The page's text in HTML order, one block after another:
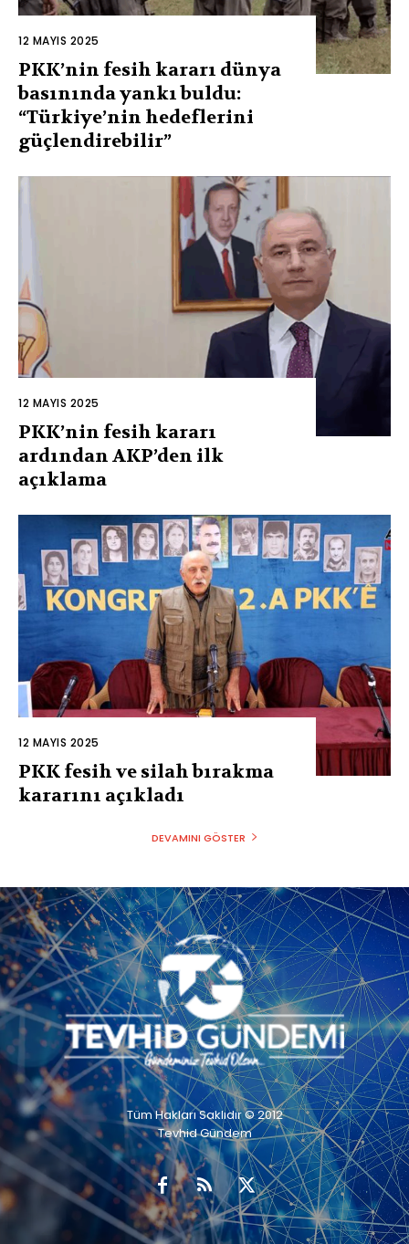
12 MAYIS 2025
PKK’nin fesih kararı dünya
basınında yankı buldu:
“Türkiye’nin hedeflerini
güçlendirebilir”
12 MAYIS 2025
PKK’nin fesih kararı
ardından AKP’den ilk
açıklama
12 MAYIS 2025
PKK fesih ve silah bırakma
kararını açıkladı
DEVAMINI GÖSTER
Tüm Hakları Saklıdır © 2012
Tevhid Gündem